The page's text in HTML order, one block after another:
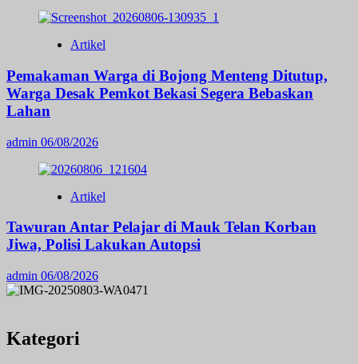
Artikel
Pemakaman Warga di Bojong Menteng Ditutup,
Warga Desak Pemkot Bekasi Segera Bebaskan
Lahan
admin 06/08/2026
Artikel
Tawuran Antar Pelajar di Mauk Telan Korban
Jiwa, Polisi Lakukan Autopsi
admin 06/08/2026
Kategori